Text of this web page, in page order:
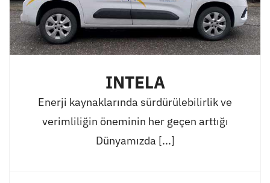
INTELA
Enerji kaynaklarında sürdürülebilirlik ve
verimliliğin öneminin her geçen arttığı
Dünyamızda [...]